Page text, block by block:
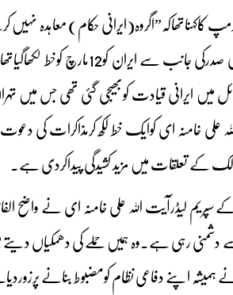
کاکہناتھاکہ”اگروہ(ایرانی حکام) معاہدہ نہیں
ایسی جو انہوں نے پہلے کبھی نہیں دیکھی ہوگی”۔ایرانی
ایرانی قیادت کوبھیجی گئی تھی جس میں
اللہ علی خامنہ ای کوایک خط لکھ کرمذاکرات
کے تعلقات میں مزید کشیدگی پیداکردی ہے۔
لیڈرآیت اللہ علی خامنہ ای نے واضح الفاظ
رہی ہے۔وہ ہمیں حملے کی دھمکیاں دیتے ہیں
اپنے دفاعی نظام کومضبوط بنانے